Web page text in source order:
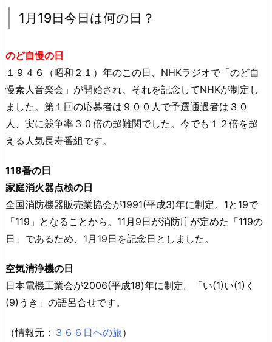
1月19日今日は何の日？
のど自慢の日
１９４６（昭和２１）年のこの日、NHKラジオで「のど自
慢素人音楽会」が開始され、それを記念してNHKが制定し
ました。第１回の応募者は９００人で予選通過者は３０
人、実に競争率３０倍の超難関でした。今でも１２倍を超
える人気長寿番組です。
118番の日
家庭消火器点検の日
全国消防機器販売業協会が1991(平成3)年に制定。1と19で
「119」となることから。11月9日が消防庁が定めた「119の
日」であるため、1月19日を記念日としました。
空気清浄機の日
日本電機工業会が2006(平成18)年に制定。「い(1)い(1)く
(9)うき」の語呂合せです。
（情報元： ３６６日への旅）